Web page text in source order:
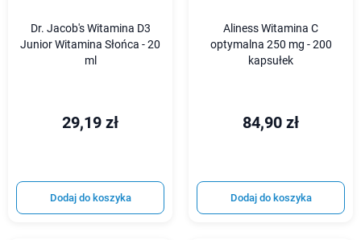
Dr. Jacob's Witamina D3
Junior Witamina Słońca - 20
ml
29,19 zł
Dodaj do koszyka
Aliness Witamina C
optymalna 250 mg - 200
kapsułek
84,90 zł
Dodaj do koszyka